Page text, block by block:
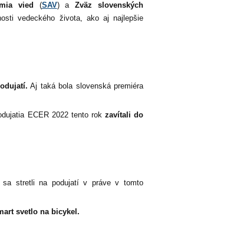
vied (SAV) aZväz slovenských
vedeckého života, ako aj najlepšie
Aj taká bola slovenská premiéra
ECER 2022 tento rok zavítali do
sa stretli na podujatí v práve v tomto
svetlo na bicykel.